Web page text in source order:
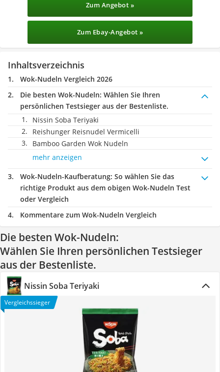
Zum Angebot »
Zum Ebay-Angebot »
Inhaltsverzeichnis
Wok-Nudeln Vergleich 2026
Die besten Wok-Nudeln: Wählen Sie Ihren
persönlichen Testsieger aus der Bestenliste.
Nissin Soba Teriyaki
Reishunger Reisnudel Vermicelli
Bamboo Garden Wok Nudeln
mehr anzeigen
Wok-Nudeln-Kaufberatung: So wählen Sie das
richtige Produkt aus dem obigen Wok-Nudeln Test
oder Vergleich
Kommentare zum Wok-Nudeln Vergleich
Die besten Wok-Nudeln:
Wählen Sie Ihren persönlichen Testsieger
aus der Bestenliste.
Nissin Soba Teriyaki
Vergleichssieger